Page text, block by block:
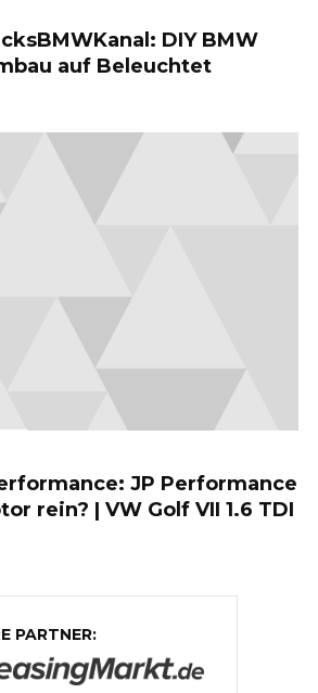
DIY BMW
auf Beleuchtet
JP Performance
rein? | VW Golf VII 1.6 TDI
PARTNER: